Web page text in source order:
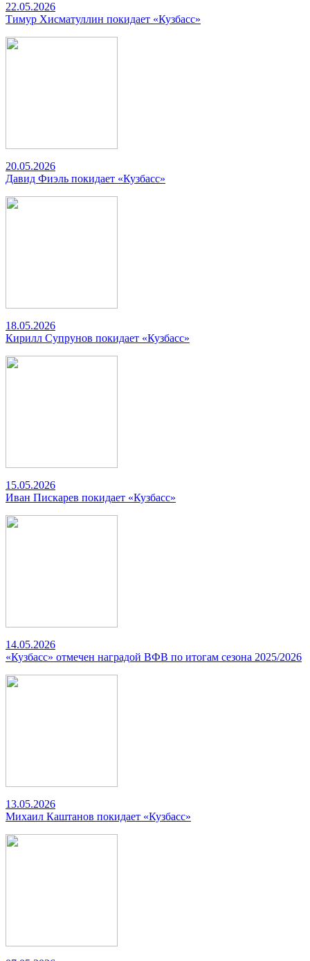
22.05.2026
Тимур Хисматуллин покидает «Кузбасс»
20.05.2026
Давид Фиэль покидает «Кузбасс»
18.05.2026
Кирилл Супрунов покидает «Кузбасс»
15.05.2026
Иван Пискарев покидает «Кузбасс»
14.05.2026
«Кузбасс» отмечен наградой ВФВ по итогам сезона 2025/2026
13.05.2026
Михаил Каштанов покидает «Кузбасс»